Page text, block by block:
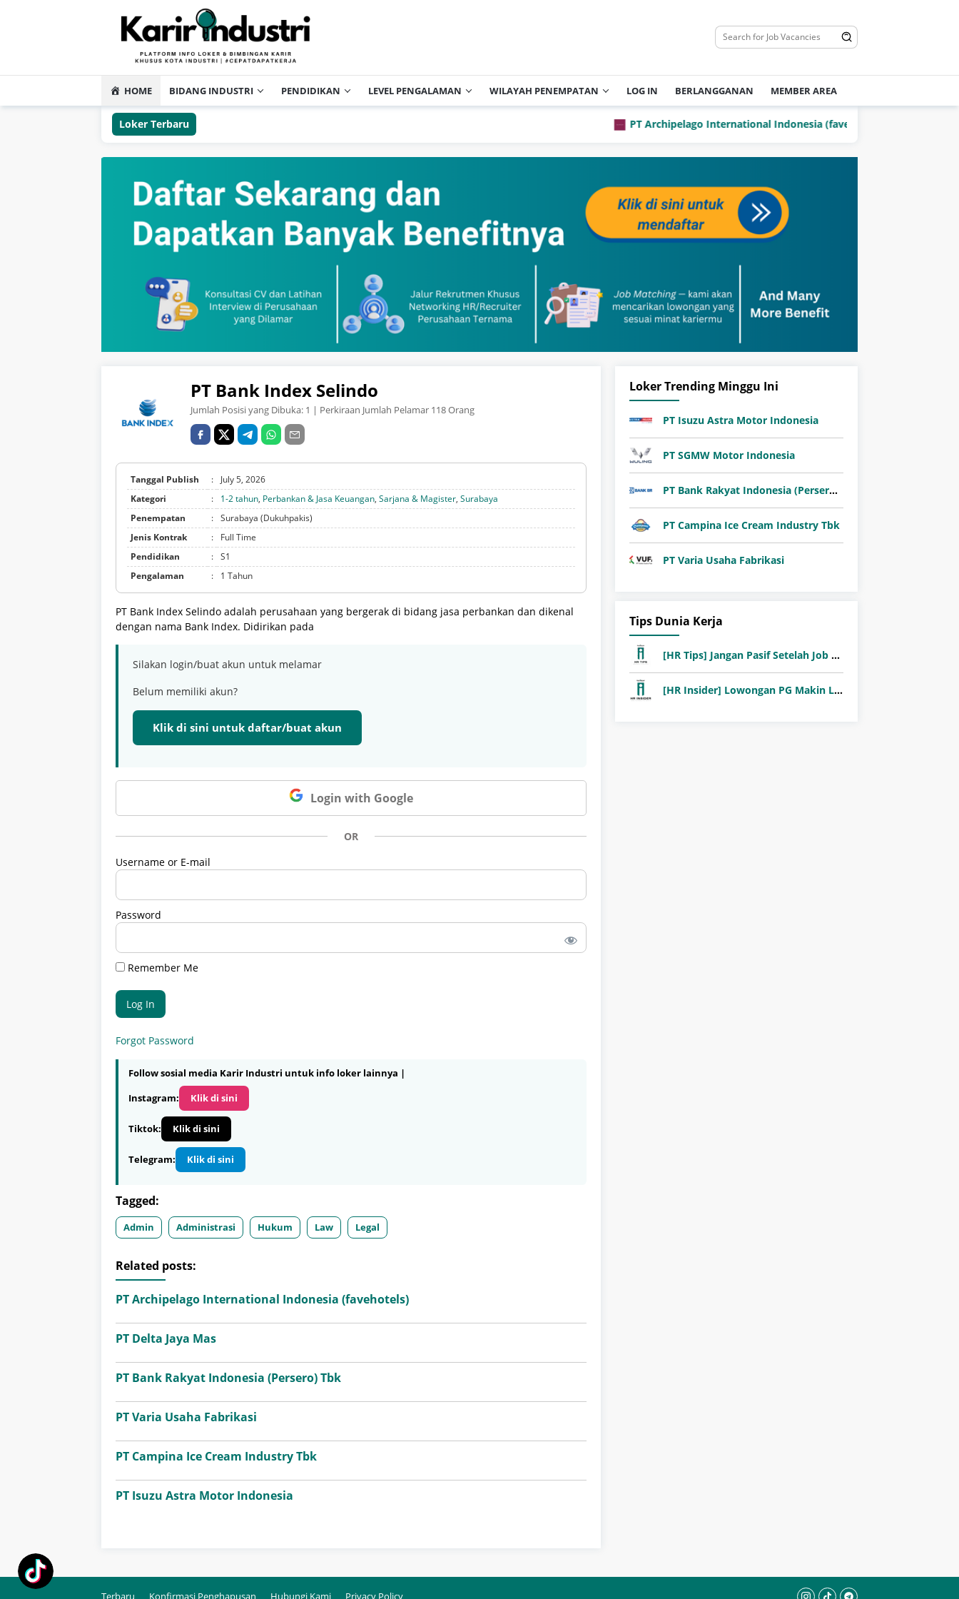
HOME BIDANG INDUSTRI PENDIDIKAN LEVEL PENGALAMAN WILAYAH PENEMPATAN LOG IN BERLANGGANAN MEMBER AREA
Loker Terbaru PT Archipelago International Indonesia (favehotels)
PT Bank Index Selindo
Jumlah Posisi yang Dibuka: 1 | Perkiraan Jumlah Pelamar 118 Orang
Tanggal Publish :
July 5, 2026
Kategori
: 1-2 tahun, Perbankan & Jasa Keuangan, Sarjana & Magister, Surabaya
Penempatan
: Surabaya (Dukuhpakis)
Jenis Kontrak
:
Full Time
Pendidikan
: S1
Pengalaman
: 1 Tahun
PT Bank Index Selindo adalah perusahaan yang bergerak di bidang jasa perbankan dan dikenal
dengan nama Bank Index. Didirikan pada
Silakan login/buat akun untuk melamar
Belum memiliki akun?
Klik di sini untuk daftar/buat akun
Login with Google
OR
Username or E-mail
Password
Remember Me
Forgot Password
Follow sosial media Karir Industri untuk info loker lainnya |
Instagram:
Klik di sini
Tiktok: Klik di sini
Telegram: Klik di sini
Tagged:
Admin Administrasi Hukum Law Legal
Related posts:
PT Archipelago International Indonesia (favehotels)
PT Delta Jaya Mas
PT Bank Rakyat Indonesia (Persero) Tbk
PT Varia Usaha Fabrikasi
PT Campina Ice Cream Industry Tbk
PT Isuzu Astra Motor Indonesia
Loker Trending Minggu Ini
PT Isuzu Astra Motor Indonesia
PT SGMW Motor Indonesia
PT Bank Rakyat Indonesia (Persero) Tbk
PT Campina Ice Cream Industry Tbk
PT Varia Usaha Fabrikasi
Tips Dunia Kerja
[HR Tips] Jangan Pasif Setelah Job Fair! Ini Pentingnya Follow-Up Setelah Job Fair
[HR Insider] Lowongan PG Makin Langka: Murni Seleksi atau Jalur Orang Dalam?
Terbaru Konfirmasi Penghapusan Hubungi Kami Privacy Policy